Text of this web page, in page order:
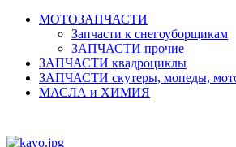
МОТОЗАПЧАСТИ
Запчасти к снегоуборщикам
ЗАПЧАСТИ прочие
ЗАПЧАСТИ квадроциклы
ЗАПЧАСТИ скутеры, мопеды,
МАСЛА и ХИМИЯ